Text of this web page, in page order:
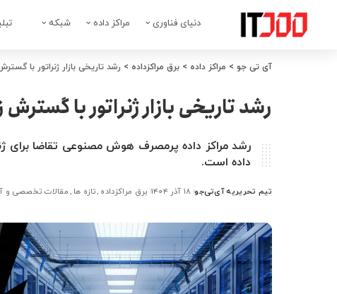
دنیای فناوری مراکز داده شبکه
آی تی جو > مراکز داده > برق مراکزداده > رشد تاریخی بازار ژنراتور با
رشد تاریخی بازار ژنراتور با
رشد مراکز داده پرمصرف هوش مصنوعی تقاضا برای
داده است.
ارسال
توسط
تیم تحریریه آی‌تی‌جو ۱۸ آذر ۱۴۰۴ برق مراکزداده تازه ها مقالات تخصصی و